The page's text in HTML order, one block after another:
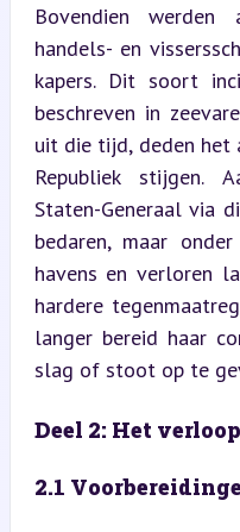
Bovendien werden
handels- en
kapers. Dit soort
beschreven in
uit die tijd, deden het
Republiek stijgen.
Staten-Generaal via
bedaren, maar
havens en verloren
hardere
langer bereid haar
slag of stoot op te
Deel 2: Het
2.1